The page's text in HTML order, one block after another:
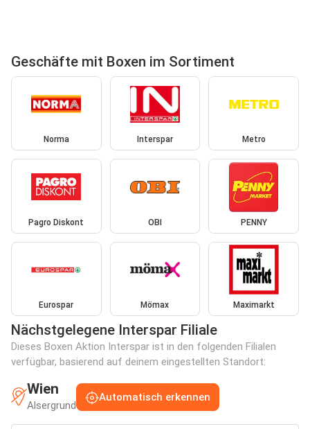
Geschäfte mit Boxen im Sortiment
Norma Interspar Metro
Pagro Diskont OBI PENNY
Eurospar Mömax Maximarkt
Nächstgelegene Interspar Filiale
Dieses Boxen Aktion Interspar ist in den folgenden Filialen
verfügbar, basierend auf deinem eingestellten Standort:
Wien
Alsergrund
Automatisch erkennen